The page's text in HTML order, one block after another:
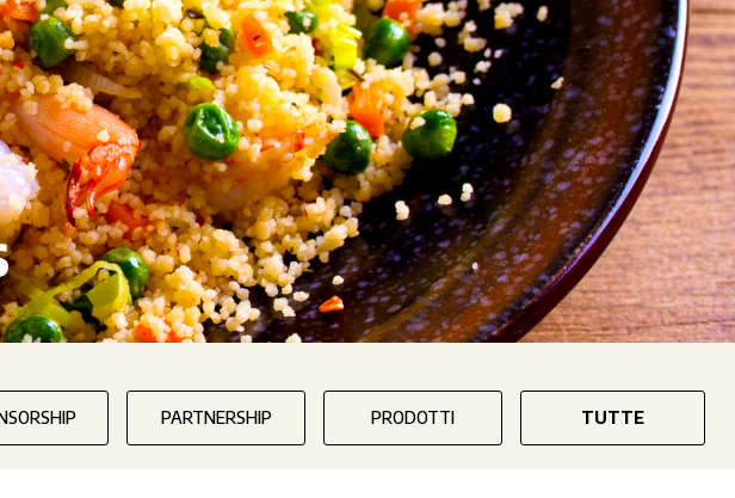
PARTNERSHIP PRODOTTI TUTTE